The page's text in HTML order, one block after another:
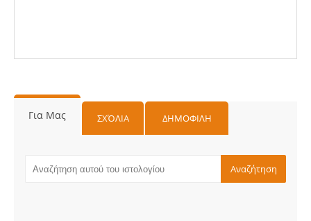
Για Μας ΣΧΌΛΙΑ ΔΗΜΟΦΙΛΗ